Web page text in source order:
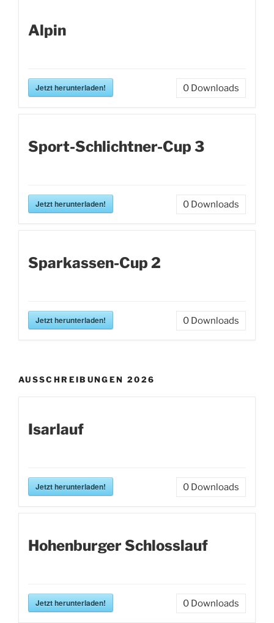
Alpin
Jetzt herunterladen! 0 Downloads
Sport-Schlichtner-Cup 3
Jetzt herunterladen! 0 Downloads
Sparkassen-Cup 2
Jetzt herunterladen! 0 Downloads
AUSSCHREIBUNGEN 2026
Isarlauf
Jetzt herunterladen! 0 Downloads
Hohenburger Schlosslauf
Jetzt herunterladen! 0 Downloads